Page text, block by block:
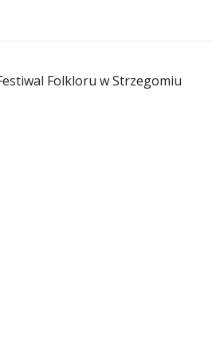
Folkloru w Strzegomiu